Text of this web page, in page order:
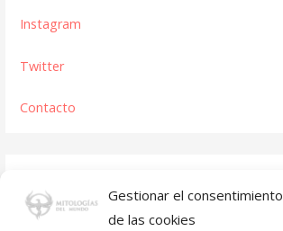
Gestionar el consentimiento
de las cookies
Instagram
Twitter
Contacto